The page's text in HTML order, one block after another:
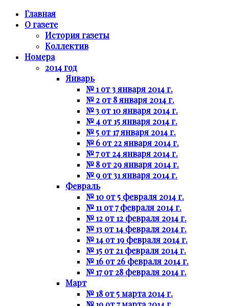
Главная
О газете
История газеты
Коллектив
Номера
2014 год
Январь
№ 1 от 3 января 2014 г.
№ 2 от 8 января 2014 г.
№ 3 от 10 января 2014 г.
№ 4 от 15 января 2014 г.
№ 5 от 17 января 2014 г.
№ 6 от 22 января 2014 г.
№ 7 от 24 января 2014 г.
№ 8 от 29 января 2014 г.
№ 9 от 31 января 2014 г.
Февраль
№ 10 от 5 февраля 2014 г.
№ 11 от 7 февраля 2014 г.
№ 12 от 12 февраля 2014 г.
№ 13 от 14 февраля 2014 г.
№ 14 от 19 февраля 2014 г.
№ 15 от 21 февраля 2014 г.
№ 16 от 26 февраля 2014 г.
№ 17 от 28 февраля 2014 г.
Март
№ 18 от 5 марта 2014 г.